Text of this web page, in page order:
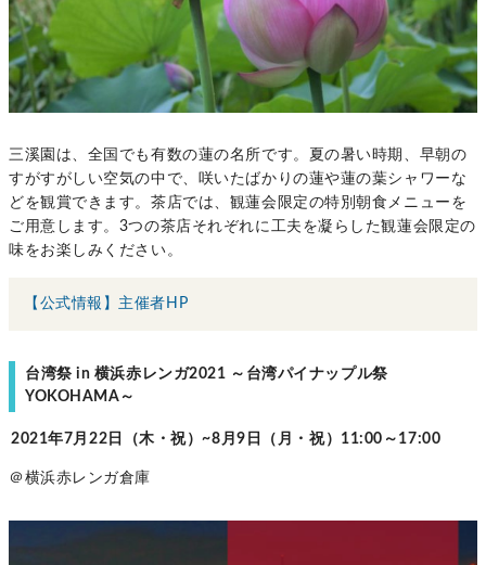
三溪園は、全国でも有数の蓮の名所です。夏の暑い時期、早朝の
すがすがしい空気の中で、咲いたばかりの蓮や蓮の葉シャワーな
どを観賞できます。茶店では、観蓮会限定の特別朝食メニューを
ご用意します。3つの茶店それぞれに工夫を凝らした観蓮会限定の
味をお楽しみください。
【公式情報】主催者HP
台湾祭 in 横浜赤レンガ2021 ～台湾パイナップル祭
YOKOHAMA～
2021年7月22日（木・祝）~8月9日（月・祝）11:00～17:00
＠横浜赤レンガ倉庫